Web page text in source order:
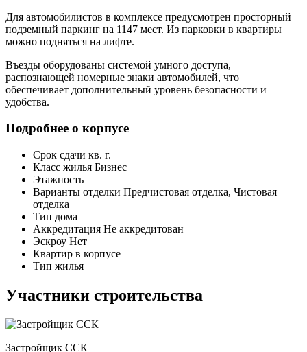
Для автомобилистов в комплексе предусмотрен просторный
подземный паркинг на 1147 мест. Из парковки в квартиры
можно подняться на лифте.
Въезды оборудованы системой умного доступа,
распознающей номерные знаки автомобилей, что
обеспечивает дополнительный уровень безопасности и
удобства.
Подробнее о корпусе
Срок сдачи кв. г.
Класс жилья Бизнес
Этажность
Варианты отделки Предчистовая отделка, Чистовая
отделка
Тип дома
Аккредитация Не аккредитован
Эскроу Нет
Квартир в корпусе
Тип жилья
Участники строительства
Застройщик ССК